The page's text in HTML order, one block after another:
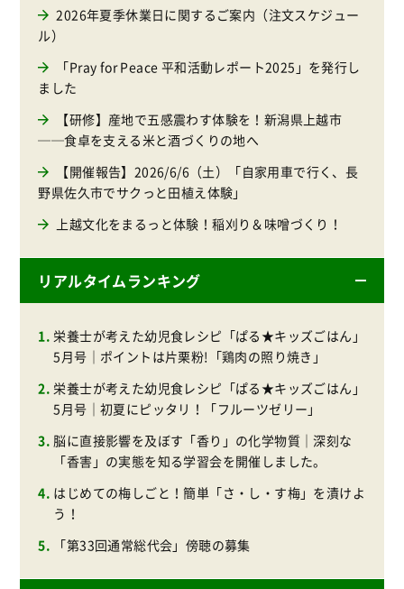
2026年夏季休業日に関するご案内（注文スケジュー
ル）
「Pray for Peace 平和活動レポート2025」を発行し
ました
【研修】産地で五感震わす体験を！新潟県上越市
──食卓を支える米と酒づくりの地へ
【開催報告】2026/6/6（土）「自家用車で行く、長
野県佐久市でサクっと田植え体験」
上越文化をまるっと体験！稲刈り＆味噌づくり！
リアルタイムランキング
栄養士が考えた幼児食レシピ「ぱる★キッズごはん」
5月号｜ポイントは片栗粉!「鶏肉の照り焼き」
栄養士が考えた幼児食レシピ「ぱる★キッズごはん」
5月号｜初夏にピッタリ！「フルーツゼリー」
脳に直接影響を及ぼす「香り」の化学物質｜深刻な
「香害」の実態を知る学習会を開催しました。
はじめての梅しごと！簡単「さ・し・す梅」を漬けよ
う！
「第33回通常総代会」傍聴の募集